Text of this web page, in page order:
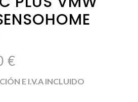
€
E I.V.A INCLUIDO